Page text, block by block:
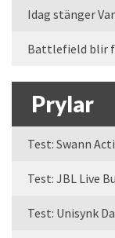
Idag stänger
Battlefield blir
Prylar
Test: Swann
Test: JBL Live
Test: Unisynk